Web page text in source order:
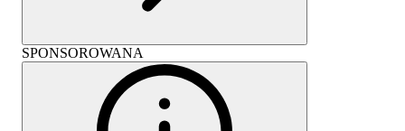
SPONSOROWANA